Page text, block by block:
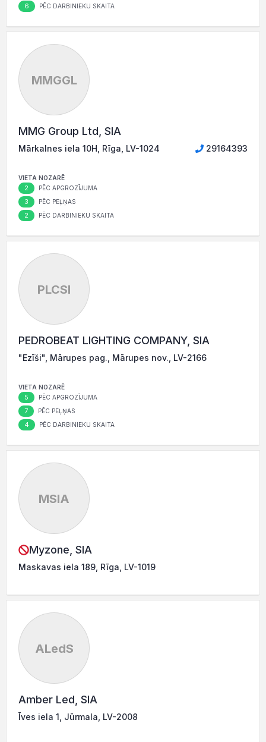
6 PĒC DARBINIEKU SKAITA
MMGGL
MMG Group Ltd, SIA
Mārkalnes iela 10H, Rīga, LV-1024 29164393
VIETA NOZARĒ
2 PĒC APGROZĪJUMA
3 PĒC PEĻŅAS
2 PĒC DARBINIEKU SKAITA
PLCSI
PEDROBEAT LIGHTING COMPANY, SIA
"Ezīši", Mārupes pag., Mārupes nov., LV-2166
VIETA NOZARĒ
5 PĒC APGROZĪJUMA
7 PĒC PEĻŅAS
4 PĒC DARBINIEKU SKAITA
MSIA
Myzone, SIA
Maskavas iela 189, Rīga, LV-1019
ALedS
Amber Led, SIA
Īves iela 1, Jūrmala, LV-2008